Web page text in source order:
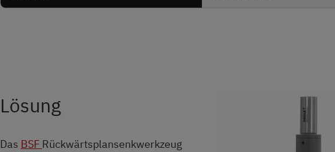
Lösung
Das BSF Rückwärtsplansenkwerkzeug